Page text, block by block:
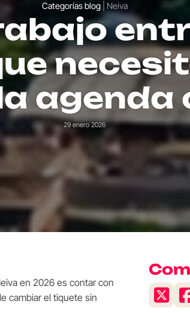
Categorías blog | Neiva
agenda
29 enero 2026
en 2026 es contar con
cambiar el tiquete sin